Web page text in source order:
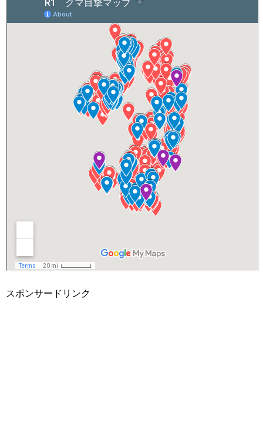
スポンサードリンク